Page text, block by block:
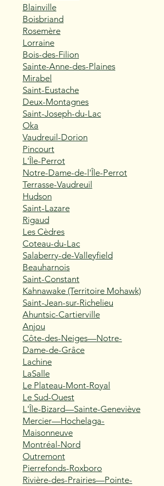
Blainville
Boisbriand
Rosemère
Lorraine
Bois-des-Filion
Sainte-Anne-des-Plaines
Mirabel
Saint-Eustache
Deux-Montagnes
Saint-Joseph-du-Lac
Oka
Vaudreuil-Dorion
Pincourt
L'Île-Perrot
Notre-Dame-de-l'Île-Perrot
Terrasse-Vaudreuil
Hudson
Saint-Lazare
Rigaud
Les Cèdres
Coteau-du-Lac
Salaberry-de-Valleyfield
Beauharnois
Saint-Constant
Kahnawake (Territoire Mohawk)
Saint-Jean-sur-Richelieu
Ahuntsic-Cartierville
Anjou
Côte-des-Neiges—Notre-
Dame-de-Grâce
Lachine
LaSalle
Le Plateau-Mont-Royal
Le Sud-Ouest
L'Île-Bizard—Sainte-Geneviève
Mercier—Hochelaga-
Maisonneuve
Montréal-Nord
Outremont
Pierrefonds-Roxboro
Rivière-des-Prairies—Pointe-